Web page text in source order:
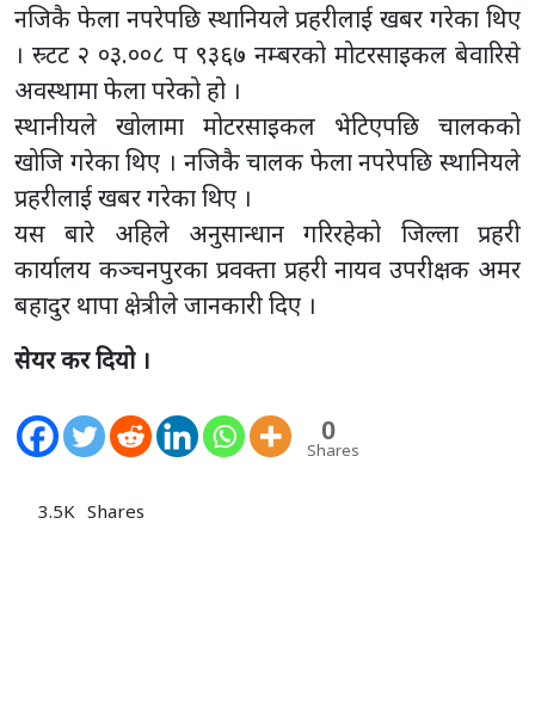
नजिकै फेला नपरेपछि स्थानियले प्रहरीलाई खबर गरेका थिए
। स्र्टट २ ०३.००८ प ९३६७ नम्बरको मोटरसाइकल बेवारिसे
अवस्थामा फेला परेको हो ।
स्थानीयले खोलामा मोटरसाइकल भेटिएपछि चालकको
खोजि गरेका थिए । नजिकै चालक फेला नपरेपछि स्थानियले
प्रहरीलाई खबर गरेका थिए ।
यस बारे अहिले अनुसान्धान गरिरहेको जिल्ला प्रहरी
कार्यालय कञ्चनपुरका प्रवक्ता प्रहरी नायव उपरीक्षक अमर
बहादुर थापा क्षेत्रीले जानकारी दिए ।
सेयर कर दियो ।
0
Shares
3.5K Shares